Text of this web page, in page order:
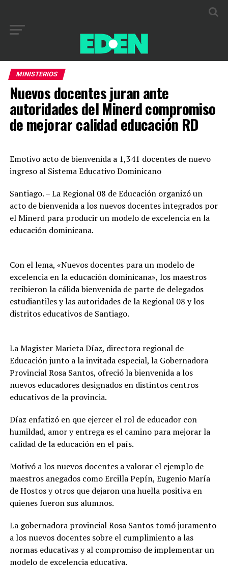
MINISTERIOS
Nuevos docentes juran ante
autoridades del Minerd compromiso
de mejorar calidad educación RD
Emotivo acto de bienvenida a 1,341 docentes de nuevo
ingreso al Sistema Educativo Dominicano
Santiago. – La Regional 08 de Educación organizó un
acto de bienvenida a los nuevos docentes integrados por
el Minerd para producir un modelo de excelencia en la
educación dominicana.
Con el lema, «Nuevos docentes para un modelo de
excelencia en la educación dominicana», los maestros
recibieron la cálida bienvenida de parte de delegados
estudiantiles y las autoridades de la Regional 08 y los
distritos educativos de Santiago.
La Magister Marieta Díaz, directora regional de
Educación junto a la invitada especial, la Gobernadora
Provincial Rosa Santos, ofreció la bienvenida a los
nuevos educadores designados en distintos centros
educativos de la provincia.
Díaz enfatizó en que ejercer el rol de educador con
humildad, amor y entrega es el camino para mejorar la
calidad de la educación en el país.
Motivó a los nuevos docentes a valorar el ejemplo de
maestros anegados como Ercilla Pepín, Eugenio María
de Hostos y otros que dejaron una huella positiva en
quienes fueron sus alumnos.
La gobernadora provincial Rosa Santos tomó juramento
a los nuevos docentes sobre el cumplimiento a las
normas educativas y al compromiso de implementar un
modelo de excelencia educativa.